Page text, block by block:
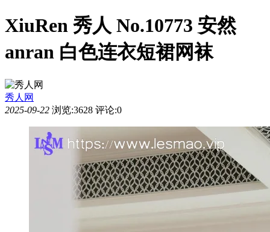
XiuRen 秀人 No.10773 安然
anran 白色连衣短裙网袜
秀人网
2025-09-22 浏览:3628 评论:0